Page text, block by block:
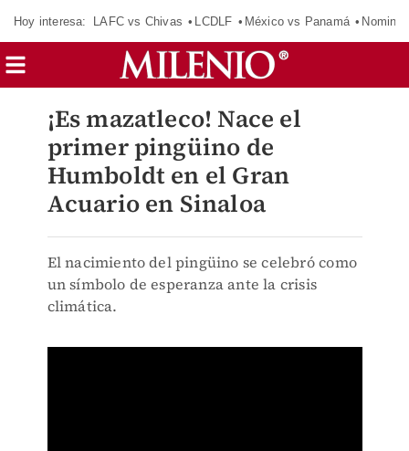
Hoy interesa: LAFC vs Chivas LCDLF México vs Panamá
¡Es mazatleco! Nace el
primer pingüino de
Humboldt en el Gran
Acuario en Sinaloa
El nacimiento del pingüino se celebró como
un símbolo de esperanza ante la crisis
climática.